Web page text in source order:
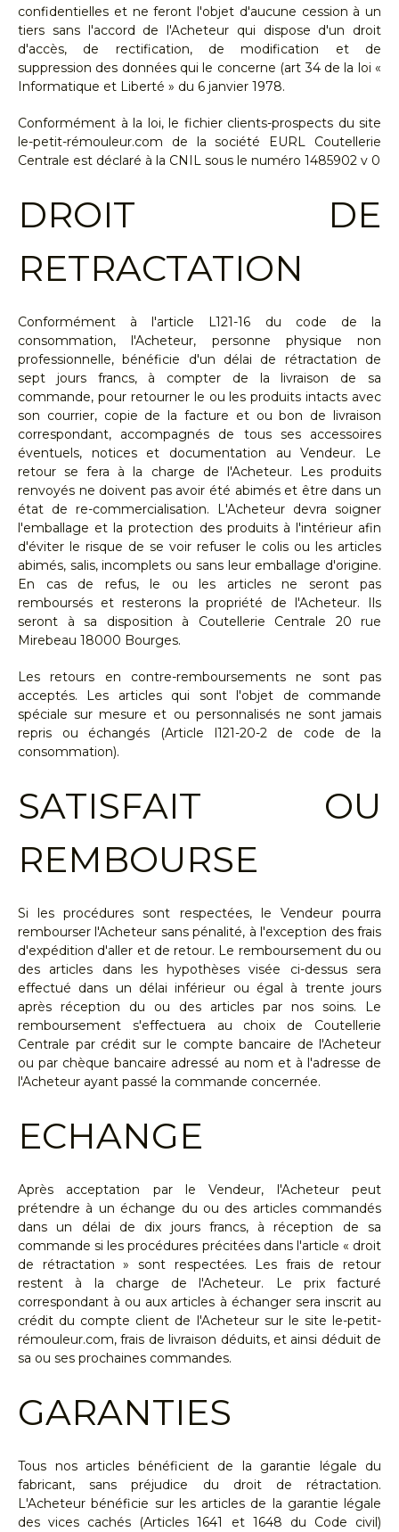
confidentielles et ne feront l'objet d'aucune cession à un
tiers sans l'accord de l'Acheteur qui dispose d'un droit
d'accès, de rectification, de modification et de
suppression des données qui le concerne (art 34 de la loi «
Informatique et Liberté » du 6 janvier 1978.
Conformément à la loi, le fichier clients-prospects du site
le-petit-rémouleur.com de la société EURL Coutellerie
Centrale est déclaré à la CNIL sous le numéro 1485902 v 0
DROIT DE
RETRACTATION
Conformément à l'article L121-16 du code de la
consommation, l'Acheteur, personne physique non
professionnelle, bénéficie d'un délai de rétractation de
sept jours francs, à compter de la livraison de sa
commande, pour retourner le ou les produits intacts avec
son courrier, copie de la facture et ou bon de livraison
correspondant, accompagnés de tous ses accessoires
éventuels, notices et documentation au Vendeur. Le
retour se fera à la charge de l'Acheteur. Les produits
renvoyés ne doivent pas avoir été abimés et être dans un
état de re-commercialisation. L'Acheteur devra soigner
l'emballage et la protection des produits à l'intérieur afin
d'éviter le risque de se voir refuser le colis ou les articles
abimés, salis, incomplets ou sans leur emballage d'origine.
En cas de refus, le ou les articles ne seront pas
remboursés et resterons la propriété de l'Acheteur. Ils
seront à sa disposition à Coutellerie Centrale 20 rue
Mirebeau 18000 Bourges.
Les retours en contre-remboursements ne sont pas
acceptés. Les articles qui sont l'objet de commande
spéciale sur mesure et ou personnalisés ne sont jamais
repris ou échangés (Article l121-20-2 de code de la
consommation).
SATISFAIT OU
REMBOURSE
Si les procédures sont respectées, le Vendeur pourra
rembourser l'Acheteur sans pénalité, à l'exception des frais
d'expédition d'aller et de retour. Le remboursement du ou
des articles dans les hypothèses visée ci-dessus sera
effectué dans un délai inférieur ou égal à trente jours
après réception du ou des articles par nos soins. Le
remboursement s'effectuera au choix de Coutellerie
Centrale par crédit sur le compte bancaire de l'Acheteur
ou par chèque bancaire adressé au nom et à l'adresse de
l'Acheteur ayant passé la commande concernée.
ECHANGE
Après acceptation par le Vendeur, l'Acheteur peut
prétendre à un échange du ou des articles commandés
dans un délai de dix jours francs, à réception de sa
commande si les procédures précitées dans l'article « droit
de rétractation » sont respectées. Les frais de retour
restent à la charge de l'Acheteur. Le prix facturé
correspondant à ou aux articles à échanger sera inscrit au
crédit du compte client de l'Acheteur sur le site le-petit-
rémouleur.com, frais de livraison déduits, et ainsi déduit de
sa ou ses prochaines commandes.
GARANTIES
Tous nos articles bénéficient de la garantie légale du
fabricant, sans préjudice du droit de rétractation.
L'Acheteur bénéficie sur les articles de la garantie légale
des vices cachés (Articles 1641 et 1648 du Code civil)